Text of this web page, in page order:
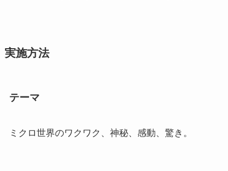
実施方法
テーマ
ミクロ世界のワクワク、神秘、感動、驚き。